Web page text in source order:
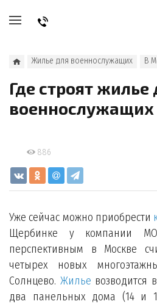
Жилье для военнослужащих В
Где строят жилье
военнослужащих
886
Уже сейчас можно приобрести
Щербинке у компании
перспективным в Москве
четырех новых
Солнцево. Жилье возводится
два панельных дома (14 и